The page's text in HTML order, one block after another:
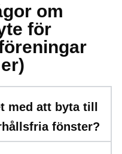
om
för
med att byta till
fönster?